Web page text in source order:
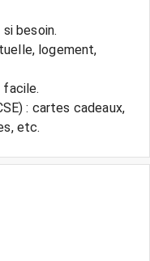
besoin.
logement,
facile.
: cartes cadeaux,